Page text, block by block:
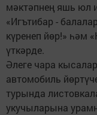
мәктәпнең яшь юл
«Игътибар -
күренеп йөр!» һәм
үткәрде.
Әлеге чара
автомобиль
турында
укучыларына